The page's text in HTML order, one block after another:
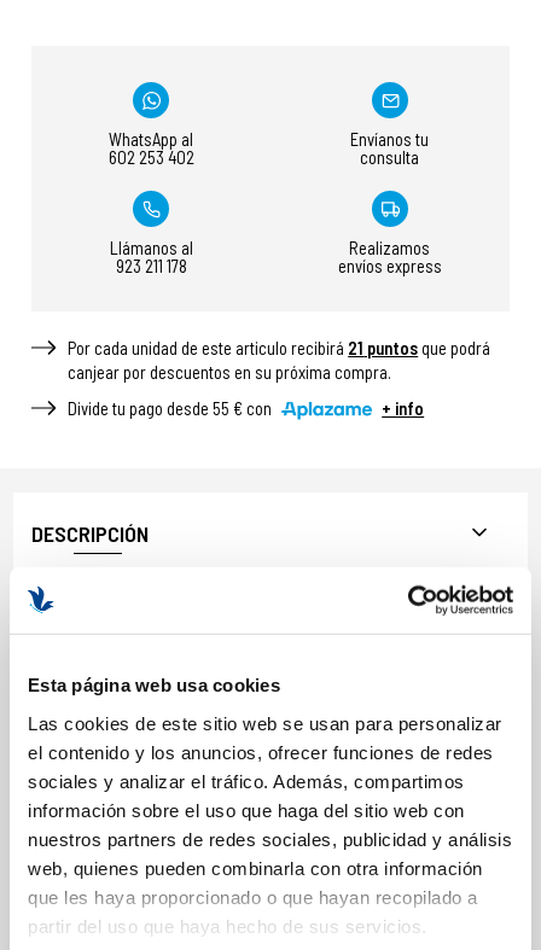
Esta página web usa cookies
Las cookies de este sitio web se usan para personalizar
el contenido y los anuncios, ofrecer funciones de redes
sociales y analizar el tráfico. Además, compartimos
información sobre el uso que haga del sitio web con
nuestros partners de redes sociales, publicidad y análisis
web, quienes pueden combinarla con otra información
que les haya proporcionado o que hayan recopilado a
partir del uso que haya hecho de sus servicios.
WhatsApp al
602 253 402
Envíanos tu
consulta
Llámanos al
923 211 178
Realizamos
envíos express
Por cada unidad de este articulo recibirá 21 puntos que podrá
canjear por descuentos en su próxima compra.
Divide tu pago desde 55 € con
+ info
DESCRIPCIÓN
BENEFICIOS Y PROPIEDADES
Vegano.
Sin colorantes, siliconas, aceites minerales, PEG ni etoxilatos.
Un solo producto para todo tu cuerpo: cabello, rostro y cuerpo.
Formato: 280 ml.
COMPOSICIÓN
ACTIVOS